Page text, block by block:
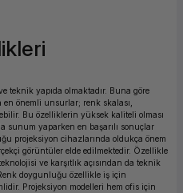
teknik yapıda olmaktadır. Buna göre
önemli unsurlar; renk skalası,
Bu özelliklerin yüksek kaliteli olması
sunum yaparken en başarılı sonuçlar
projeksiyon cihazlarında oldukça önem
görüntüler elde edilmektedir. Özellikle
ve karşıtlık açısından da teknik
doygunluğu özellikle iş için
Projeksiyon modelleri hem ofis için